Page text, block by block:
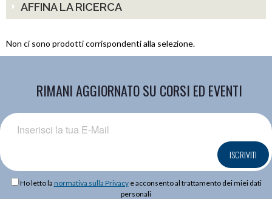
AFFINA LA RICERCA
Non ci sono prodotti corrispondenti alla selezione.
RIMANI AGGIORNATO SU CORSI ED EVENTI
ISCRIVITI
Ho letto la normativa sulla Privacye acconsento al trattamento dei miei dati
personali